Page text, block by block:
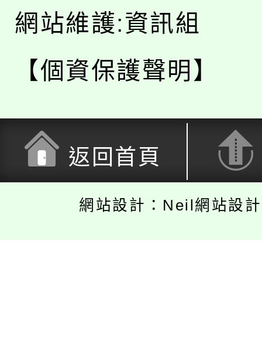
網站維護:資訊組
【個資保護聲明】
返回首頁
網站設計：Neil網站設